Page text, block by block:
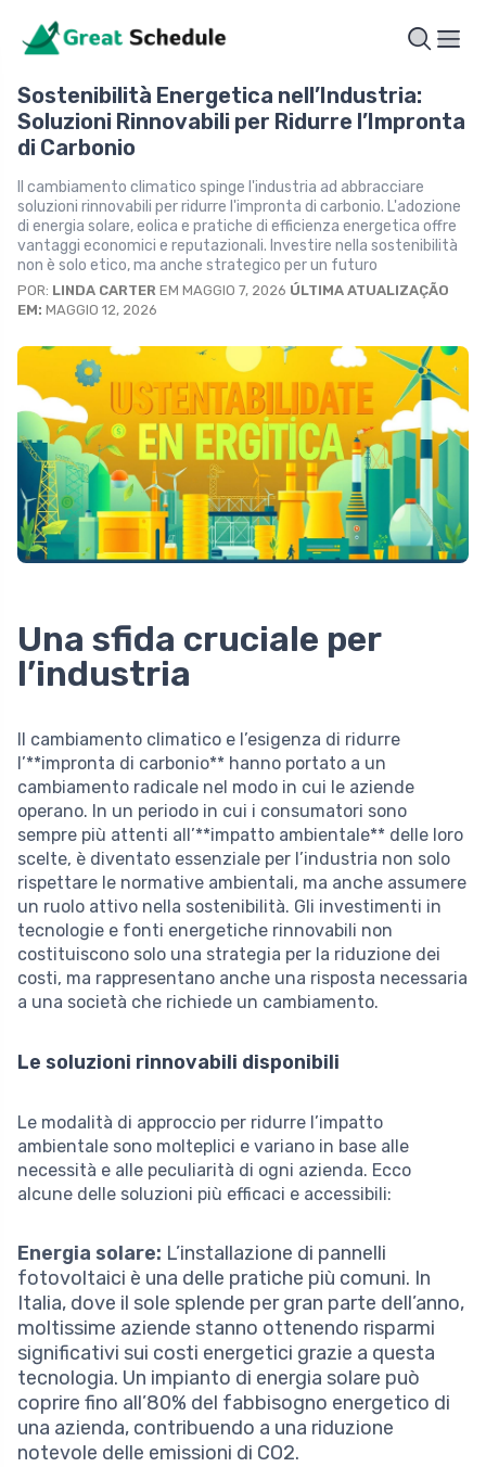
Sostenibilità Energetica nell’Industria:
Soluzioni Rinnovabili per Ridurre l’Impronta
di Carbonio
Il cambiamento climatico spinge l'industria ad abbracciare
soluzioni rinnovabili per ridurre l'impronta di carbonio. L'adozione
di energia solare, eolica e pratiche di efficienza energetica offre
vantaggi economici e reputazionali. Investire nella sostenibilità
non è solo etico, ma anche strategico per un futuro
POR: LINDA CARTER EM MAGGIO 7, 2026 ÚLTIMA ATUALIZAÇÃO
EM: MAGGIO 12, 2026
Una sfida cruciale per
l’industria
Il cambiamento climatico e l’esigenza di ridurre
l’**impronta di carbonio** hanno portato a un
cambiamento radicale nel modo in cui le aziende
operano. In un periodo in cui i consumatori sono
sempre più attenti all’**impatto ambientale** delle loro
scelte, è diventato essenziale per l’industria non solo
rispettare le normative ambientali, ma anche assumere
un ruolo attivo nella sostenibilità. Gli investimenti in
tecnologie e fonti energetiche rinnovabili non
costituiscono solo una strategia per la riduzione dei
costi, ma rappresentano anche una risposta necessaria
a una società che richiede un cambiamento.
Le soluzioni rinnovabili disponibili
Le modalità di approccio per ridurre l’impatto
ambientale sono molteplici e variano in base alle
necessità e alle peculiarità di ogni azienda. Ecco
alcune delle soluzioni più efficaci e accessibili:
Energia solare: L’installazione di pannelli
fotovoltaici è una delle pratiche più comuni. In
Italia, dove il sole splende per gran parte dell’anno,
moltissime aziende stanno ottenendo risparmi
significativi sui costi energetici grazie a questa
tecnologia. Un impianto di energia solare può
coprire fino all’80% del fabbisogno energetico di
una azienda, contribuendo a una riduzione
notevole delle emissioni di CO2.